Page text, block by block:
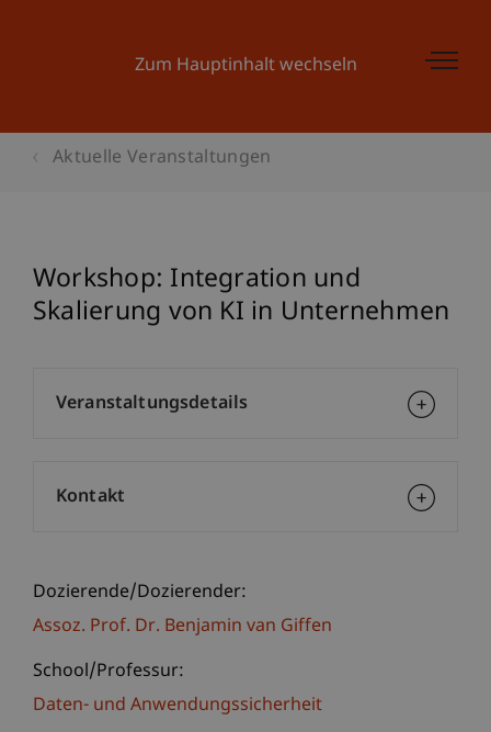
Zum Hauptinhalt wechseln
Aktuelle Veranstaltungen
Workshop: Integration und
Skalierung von KI in Unternehmen
Dozierende/Dozierender:
Assoz. Prof. Dr. Benjamin van Giffen
School/Professur:
Daten- und Anwendungssicherheit
Veranstaltungsdetails
Kontakt